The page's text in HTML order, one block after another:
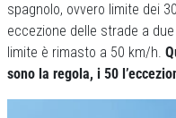
spagnolo, ovvero limite dei
eccezione delle strade a
limite è rimasto a 50 km/h.
sono la regola, i 50